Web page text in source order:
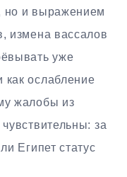
но и выражением
измена вассалов
уже
ослабление
жалобы из
за
Египет статус